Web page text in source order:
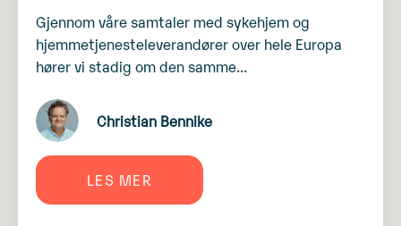
Gjennom våre samtaler med sykehjem og
hjemmetjenesteleverandører over hele Europa
hører vi stadig om den samme...
Christian Bennike
LES MER